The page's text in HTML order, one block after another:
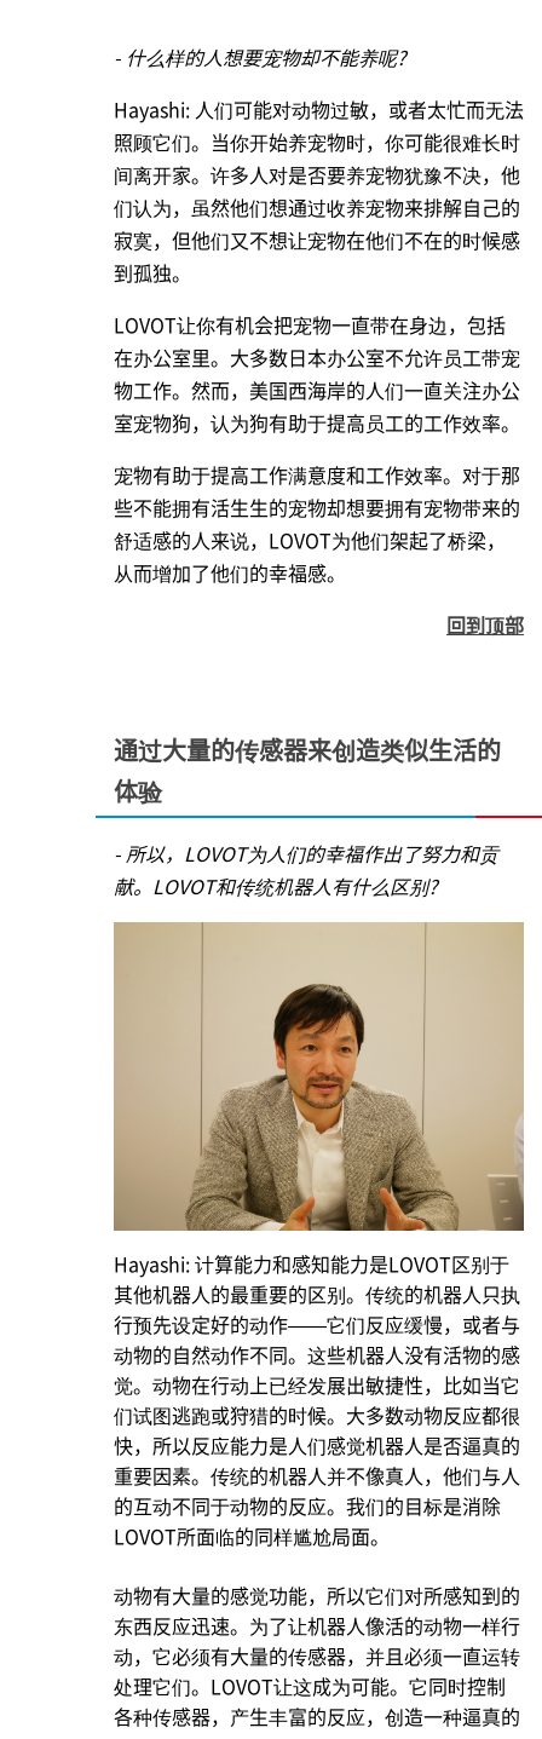
- 什么样的人想要宠物却不能养呢?
Hayashi: 人们可能对动物过敏，或者太忙而无法
照顾它们。当你开始养宠物时，你可能很难长时
间离开家。许多人对是否要养宠物犹豫不决，他
们认为，虽然他们想通过收养宠物来排解自己的
寂寞，但他们又不想让宠物在他们不在的时候感
到孤独。
LOVOT让你有机会把宠物一直带在身边，包括
在办公室里。大多数日本办公室不允许员工带宠
物工作。然而，美国西海岸的人们一直关注办公
室宠物狗，认为狗有助于提高员工的工作效率。
宠物有助于提高工作满意度和工作效率。对于那
些不能拥有活生生的宠物却想要拥有宠物带来的
舒适感的人来说，LOVOT为他们架起了桥梁，
从而增加了他们的幸福感。
回到顶部
通过大量的传感器来创造类似生活的
体验
- 所以，LOVOT为人们的幸福作出了努力和贡
献。LOVOT和传统机器人有什么区别?
Hayashi: 计算能力和感知能力是LOVOT区别于
其他机器人的最重要的区别。传统的机器人只执
行预先设定好的动作——它们反应缓慢，或者与
动物的自然动作不同。这些机器人没有活物的感
觉。动物在行动上已经发展出敏捷性，比如当它
们试图逃跑或狩猎的时候。大多数动物反应都很
快，所以反应能力是人们感觉机器人是否逼真的
重要因素。传统的机器人并不像真人，他们与人
的互动不同于动物的反应。我们的目标是消除
LOVOT所面临的同样尴尬局面。
动物有大量的感觉功能，所以它们对所感知到的
东西反应迅速。为了让机器人像活的动物一样行
动，它必须有大量的传感器，并且必须一直运转
处理它们。LOVOT让这成为可能。它同时控制
各种传感器，产生丰富的反应，创造一种逼真的